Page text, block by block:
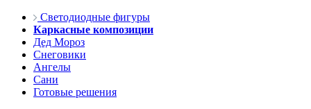
Светодиодные фигуры
Каркасные композиции
Дед Мороз
Снеговики
Ангелы
Сани
Готовые решения